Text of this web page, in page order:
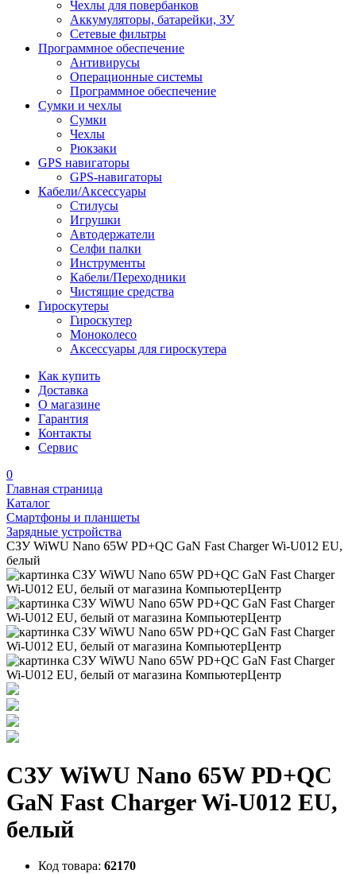
Чехлы для повербанков
Аккумуляторы, батарейки, ЗУ
Сетевые фильтры
Программное обеспечение
Антивирусы
Операционные системы
Программное обеспечение
Сумки и чехлы
Сумки
Чехлы
Рюкзаки
GPS навигаторы
GPS-навигаторы
Кабели/Аксессуары
Стилусы
Игрушки
Автодержатели
Селфи палки
Инструменты
Кабели/Переходники
Чистящие средства
Гироскутеры
Гироскутер
Моноколесо
Аксессуары для гироскутера
Как купить
Доставка
О магазине
Гарантия
Контакты
Сервис
0
Главная страница
Каталог
Смартфоны и планшеты
Зарядные устройства
СЗУ WiWU Nano 65W PD+QC GaN Fast Charger Wi-U012 EU,
белый
СЗУ WiWU Nano 65W PD+QC
GaN Fast Charger Wi-U012 EU,
белый
Код товара: 62170